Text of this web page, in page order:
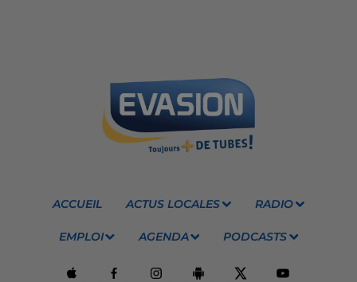
ACCUEIL ACTUS LOCALES RADIO
EMPLOI AGENDA PODCASTS